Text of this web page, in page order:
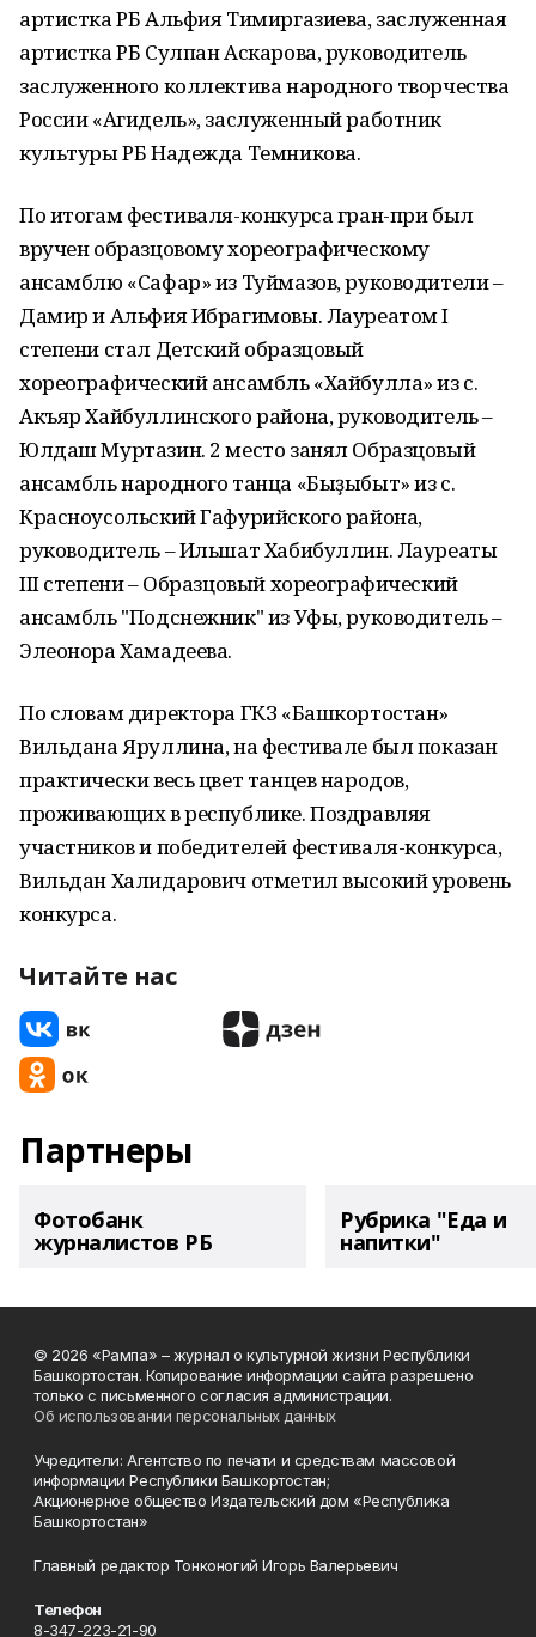
артистка РБ Альфия Тимиргазиева, заслуженная
артистка РБ Сулпан Аскарова, руководитель
заслуженного коллектива народного творчества
России «Агидель», заслуженный работник
культуры РБ Надежда Темникова.
По итогам фестиваля-конкурса гран-при был
вручен образцовому хореографическому
ансамблю «Сафар» из Туймазов, руководители –
Дамир и Альфия Ибрагимовы. Лауреатом I
степени стал Детский образцовый
хореографический ансамбль «Хайбулла» из с.
Акъяр Хайбуллинского района, руководитель –
Юлдаш Муртазин. 2 место занял Образцовый
ансамбль народного танца «Быҙыбыт» из с.
Красноусольский Гафурийского района,
руководитель – Ильшат Хабибуллин. Лауреаты
III степени – Образцовый хореографический
ансамбль "Подснежник" из Уфы, руководитель –
Элеонора Хамадеева.
По словам директора ГКЗ «Башкортостан»
Вильдана Яруллина, на фестивале был показан
практически весь цвет танцев народов,
проживающих в республике. Поздравляя
участников и победителей фестиваля-конкурса,
Вильдан Халидарович отметил высокий уровень
конкурса.
Читайте нас
Партнеры
Фотобанк
журналистов РБ
Рубрика "Еда и
напитки"
© 2026 «Рампа» – журнал о культурной жизни Республики
Башкортостан. Копирование информации сайта разрешено
только с письменного согласия администрации.
Об использовании персональных данных
Учредители: Агентство по печати и средствам массовой
информации Республики Башкортостан;
Акционерное общество Издательский дом «Республика
Башкортостан»
Главный редактор Тонконогий Игорь Валерьевич
Телефон
8-347-223-21-90